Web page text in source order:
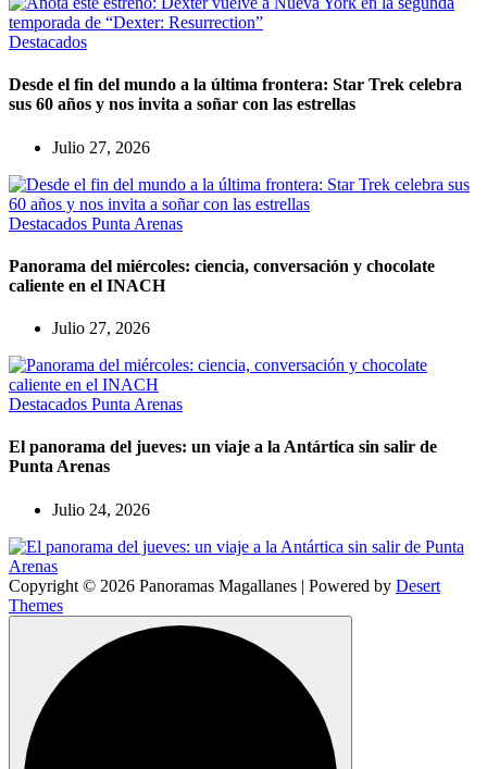
Destacados
Desde el fin del mundo a la última frontera: Star Trek celebra
sus 60 años y nos invita a soñar con las estrellas
Julio 27, 2026
Destacados Punta Arenas
Panorama del miércoles: ciencia, conversación y chocolate
caliente en el INACH
Julio 27, 2026
Destacados Punta Arenas
El panorama del jueves: un viaje a la Antártica sin salir de
Punta Arenas
Julio 24, 2026
Copyright © 2026 Panoramas Magallanes | Powered by Desert
Themes